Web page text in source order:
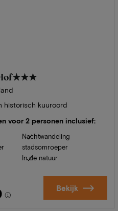
★★★
historisch kuuroord
voor 2 personen inclusief:
Nachtwandeling
stadsomroeper
In de natuur
Bekijk